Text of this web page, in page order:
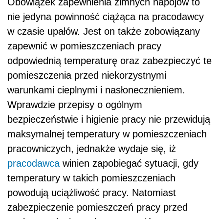
nie jedyna powinność ciążąca na pracodawcy
w czasie upałów. Jest on także zobowiązany
zapewnić w pomieszczeniach pracy
odpowiednią temperaturę oraz zabezpieczyć te
pomieszczenia przed niekorzystnymi
warunkami cieplnymi i nasłonecznieniem.
Wprawdzie przepisy o ogólnym
bezpieczeństwie i higienie pracy nie przewidują
maksymalnej temperatury w pomieszczeniach
pracowniczych, jednakże wydaje się, iż
pracodawca winien zapobiegać sytuacji, gdy
temperatury w takich pomieszczeniach
powodują uciążliwość pracy. Natomiast
zabezpieczenie pomieszczeń pracy przed